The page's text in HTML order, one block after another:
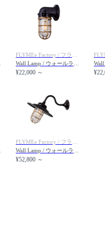
¥22,000 ～
¥52,800 ～